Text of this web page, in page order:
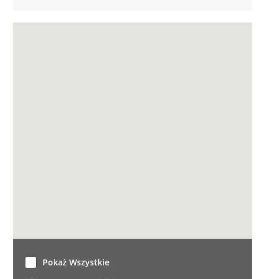
Pokaż Wszystkie